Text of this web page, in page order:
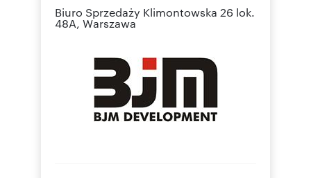
Biuro Sprzedaży Klimontowska 26 lok.
48A, Warszawa